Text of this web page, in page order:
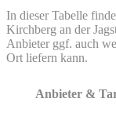
In dieser Tabelle
Kirchberg an der
Anbieter ggf. auch
Ort liefern kann.
Anbieter &